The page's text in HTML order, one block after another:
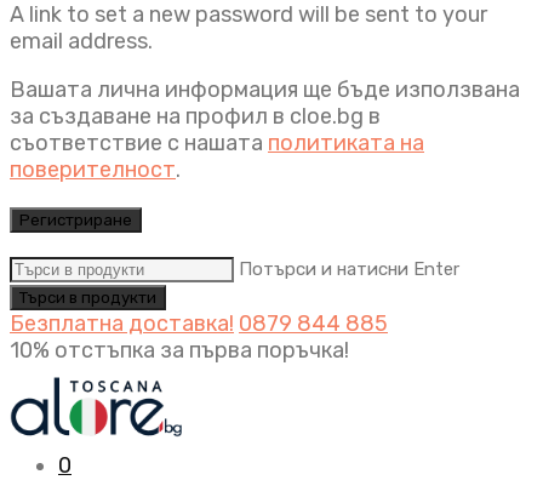
A link to set a new password will be sent to your
email address.
Вашата лична информация ще бъде използвана
за създаване на профил в cloe.bg в
съответствие с нашата политиката на
поверителност.
Регистриране
Потърси и натисни Enter
Безплатна доставка! 0879 844 885
10% отстъпка за първа поръчка!
0